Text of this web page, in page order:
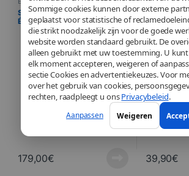
Sommige cookies kunnen door externe
geplaatst voor statistische of
die strikt noodzakelijk zijn voor de goede
website worden standaard gebruikt. De
alleen gebruikt met uw toestemming. U
elk moment accepteren, weigeren of
sectie Cookies en advertentiekeuzes. Voor
over het gebruik van cookies,
rechten, raadpleegt u onsPrivacybeleid.
Aanpassen Weigeren
Samsung,Telefonie
Samsung Galaxy Buds4 –
Écouteurs sans fil Bluetooth 6.1
– ANC adaptatif – Audio 360
avec Head Tracking – Galaxy AI
– Blanc
179,00€
Telefonie
JELLICO
Bluetooth
39,90€